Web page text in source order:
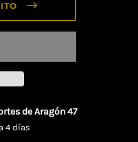
de Aragón 47
4 días